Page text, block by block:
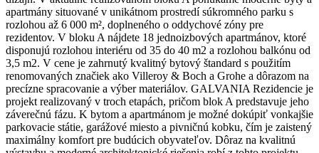
apartmány situované v unikátnom prostredí súkromného parku s
rozlohou až 6 000 m², doplneného o oddychové zóny pre
rezidentov. V bloku A nájdete 18 jednoizbových apartmánov, ktoré
disponujú rozlohou interiéru od 35 do 40 m2 a rozlohou balkónu od
3,5 m2. V cene je zahrnutý kvalitný bytový štandard s použitím
renomovaných značiek ako Villeroy & Boch a Grohe a dôrazom na
precízne spracovanie a výber materiálov. GALVANIA Rezidencie je
projekt realizovaný v troch etapách, pričom blok A predstavuje jeho
záverečnú fázu. K bytom a apartmánom je možné dokúpiť vonkajšie
parkovacie státie, garážové miesto a pivničnú kobku, čím je zaistený
maximálny komfort pre budúcich obyvateľov. Dôraz na kvalitnú